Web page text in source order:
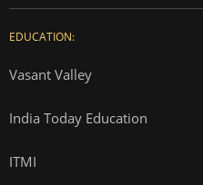
EDUCATION:
Vasant Valley
India Today Education
ITMI